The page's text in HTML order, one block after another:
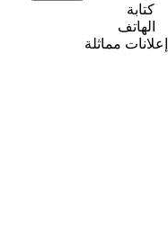
كتابة
الهاتف
إعلانات مماثلة